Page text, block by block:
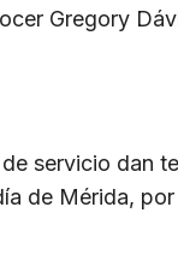
Gregory
servicio dan
de Mérida,